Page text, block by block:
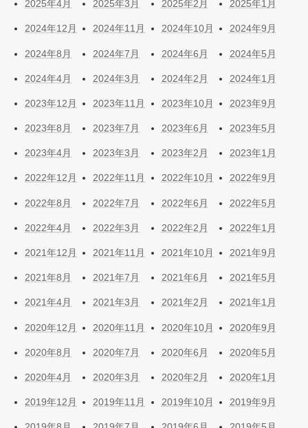
2025年4月 2025年3月 2025年2月 2025年1月
2024年12月 2024年11月 2024年10月 2024年9月
2024年8月 2024年7月 2024年6月 2024年5月
2024年4月 2024年3月 2024年2月 2024年1月
2023年12月 2023年11月 2023年10月 2023年9月
2023年8月 2023年7月 2023年6月 2023年5月
2023年4月 2023年3月 2023年2月 2023年1月
2022年12月 2022年11月 2022年10月 2022年9月
2022年8月 2022年7月 2022年6月 2022年5月
2022年4月 2022年3月 2022年2月 2022年1月
2021年12月 2021年11月 2021年10月 2021年9月
2021年8月 2021年7月 2021年6月 2021年5月
2021年4月 2021年3月 2021年2月 2021年1月
2020年12月 2020年11月 2020年10月 2020年9月
2020年8月 2020年7月 2020年6月 2020年5月
2020年4月 2020年3月 2020年2月 2020年1月
2019年12月 2019年11月 2019年10月 2019年9月